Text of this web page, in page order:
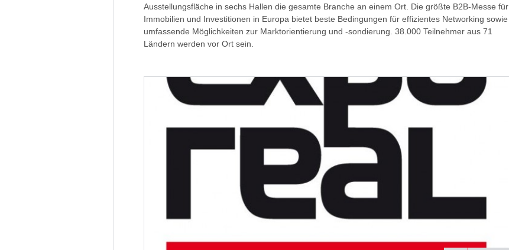
Ausstellungsfläche in sechs Hallen die gesamte Branche an einem Ort. Die größte B2B-Messe für
Immobilien und Investitionen in Europa bietet beste Bedingungen für effizientes Networking sowie
umfassende Möglichkeiten zur Marktorientierung und -sondierung. 38.000 Teilnehmer aus 71
Ländern werden vor Ort sein.